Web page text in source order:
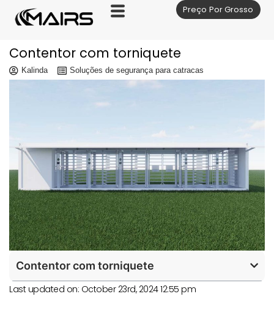
Skip
to
Preço Por Grosso
Contentor com torniquete
Kalinda Soluções de segurança para catracas
Contentor com torniquete
Last updated on: October 23rd, 2024 12:55 pm